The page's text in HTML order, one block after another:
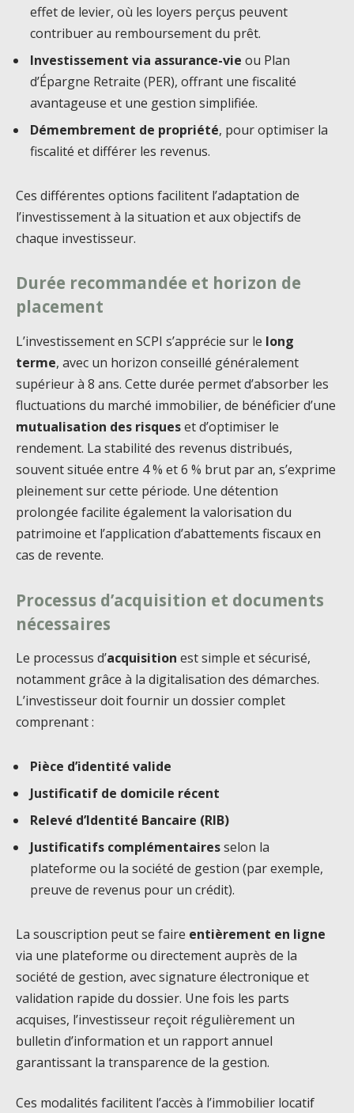
effet de levier, où les loyers perçus peuvent
contribuer au remboursement du prêt.
Investissement via assurance-vie ou Plan
d’Épargne Retraite (PER), offrant une fiscalité
avantageuse et une gestion simplifiée.
Démembrement de propriété, pour optimiser la
fiscalité et différer les revenus.
Ces différentes options facilitent l’adaptation de
l’investissement à la situation et aux objectifs de
chaque investisseur.
Durée recommandée et horizon de
placement
L’investissement en SCPI s’apprécie sur le long
terme, avec un horizon conseillé généralement
supérieur à 8 ans. Cette durée permet d’absorber les
fluctuations du marché immobilier, de bénéficier d’une
mutualisation des risqueset d’optimiser le
rendement. La stabilité des revenus distribués,
souvent située entre 4 % et 6 % brut par an, s’exprime
pleinement sur cette période. Une détention
prolongée facilite également la valorisation du
patrimoine et l’application d’abattements fiscaux en
cas de revente.
Processus d’acquisition et documents
nécessaires
Le processus d’acquisition est simple et sécurisé,
notamment grâce à la digitalisation des démarches.
L’investisseur doit fournir un dossier complet
comprenant :
Pièce d’identité valide
Justificatif de domicile récent
Relevé d’Identité Bancaire (RIB)
Justificatifs complémentairesselon la
plateforme ou la société de gestion (par exemple,
preuve de revenus pour un crédit).
La souscription peut se faire entièrement en ligne
via une plateforme ou directement auprès de la
société de gestion, avec signature électronique et
validation rapide du dossier. Une fois les parts
acquises, l’investisseur reçoit régulièrement un
bulletin d’information et un rapport annuel
garantissant la transparence de la gestion.
Ces modalités facilitent l’accès à l’immobilier locatif